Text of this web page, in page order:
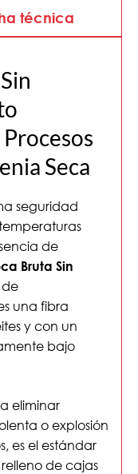
técnica
Seca
seguridad
de
Bruta Sin
una fibra
y con un
bajo
eliminar
o explosión
es el estándar
de cajas